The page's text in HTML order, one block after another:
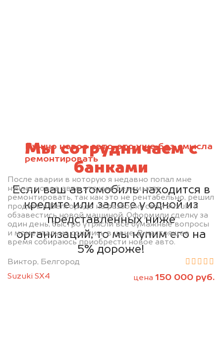
Нужно новое авто, это уже без смысла
ремонтировать
После аварии в которую я недавно попал мне
нужно новое авто, это уже без смысла
ремонтировать, так как это не рентабельно, решил
продать в Белгороде на разборку свой Suzuki и
обзавестись новой машиной. Оформили сделку за
один день, быстро утрясли все бумажные вопросы
и моментально сошлись в цене. В настоящее
время собираюсь приобрести новое авто.
Виктор, Белгород
Suzuki SX4
цена 150 000 руб.
Мы сотрудничаем с
банками
Если ваш автомобиль находится в
кредите или залоге у одной из
представленных ниже
организаций, то мы купим его на
5% дороже!